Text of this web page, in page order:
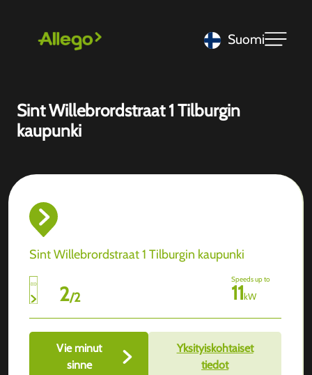
Suomi
Sint Willebrordstraat 1 Tilburgin
kaupunki
Sint Willebrordstraat 1 Tilburgin kaupunki
2/2
Speeds up to
11kW
Vie minut
sinne
Yksityiskohtaiset
tiedot